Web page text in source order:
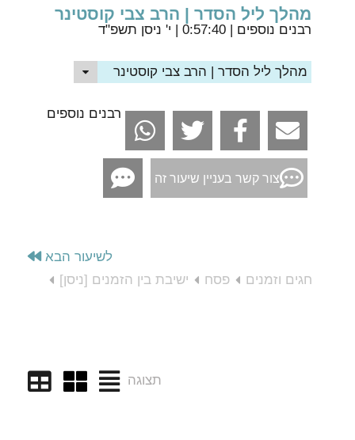
מהלך ליל הסדר | הרב צבי קוסטינר
רבנים נוספים
מהלך ליל הסדר | הרב צבי קוסטינר
רבנים נוספים
צור קשר בעניין שיעור זה
לשיעור הבא
חגים וזמנים
פסח ישיבת בין הזמנים [ניסן]
תצוגה